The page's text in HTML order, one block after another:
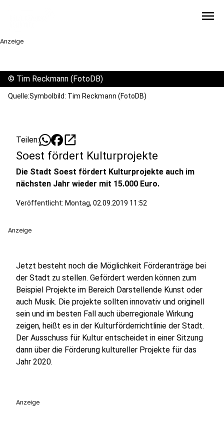
menu
Anzeige
© Tim Reckmann (FotoDB)
Quelle:Symbolbild: Tim Reckmann (FotoDB)
Teilen: open_in_new
Soest fördert Kulturprojekte
Die Stadt Soest fördert Kulturprojekte auch im
nächsten Jahr wieder mit 15.000 Euro.
Veröffentlicht: Montag, 02.09.2019 11:52
Anzeige
Jetzt besteht noch die Möglichkeit Förderanträge bei
der Stadt zu stellen. Gefördert werden können zum
Beispiel Projekte im Bereich Darstellende Kunst oder
auch Musik. Die projekte sollten innovativ und originell
sein und im besten Fall auch überregionale Wirkung
zeigen, heißt es in der Kulturförderrichtlinie der Stadt.
Der Ausschuss für Kultur entscheidet in einer Sitzung
dann über die Förderung kultureller Projekte für das
Jahr 2020.
Anzeige